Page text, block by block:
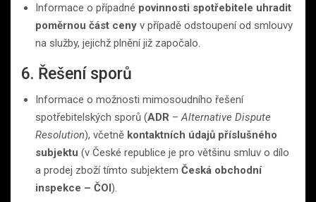
Informace o případné povinnosti spotřebitele uhradit
poměrnou část ceny v případě odstoupení od smlouvy
na služby, jejichž plnění již započalo.
6. Řešení sporů
Informace o možnosti mimosoudního řešení
spotřebitelských sporů (ADR –Alternative Dispute
Resolution), včetně kontaktních údajů příslušného
subjektu (v České republice je pro většinu smluv o dílo
a prodej zboží tímto subjektem Česká obchodní
inspekce – ČOI).